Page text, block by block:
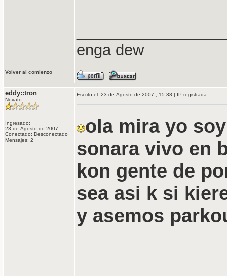
enga dew
Volver al comienzo
eddy::tron
Novato
Ingresado:
23 de Agosto de 2007
Conectado: Desconectado
Mensajes: 2
Escrito el: 23 de Agosto de 2007 , 15:38 | IP registrada
ola mira yo
sonara vivo en
kon gente de
sea asi k si
y asemos